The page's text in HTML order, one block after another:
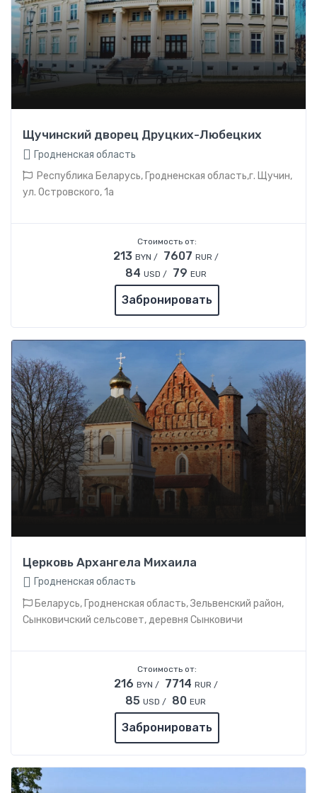
Щучинский дворец Друцких-Любецких
Гродненская область
Республика Беларусь, Гродненская область,г. Щучин,
ул. Островского, 1а
Стоимость от:
213 BYN / 7607 RUR /
84 USD / 79 EUR
Забронировать
Церковь Архангела Михаила
Гродненская область
Беларусь, Гродненская область, Зельвенский район,
Сынковичский сельсовет, деревня Сынковичи
Стоимость от:
216 BYN / 7714 RUR /
85 USD / 80 EUR
Забронировать